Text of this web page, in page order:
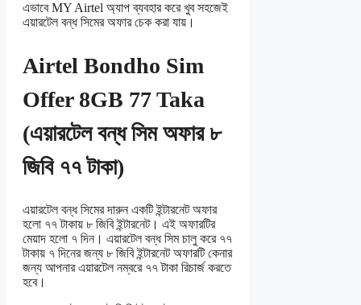
এভাবে MY Airtel অ্যাপ ব্যবহার করে খুব সহজেই
এয়ারটেল বন্ধ সিমের অফার চেক করা যায়।
Airtel Bondho Sim
Offer 8GB 77 Taka
(এয়ারটেল বন্ধ সিম অফার ৮
জিবি ৭৭ টাকা)
এয়ারটেল বন্ধ সিমের দারুন একটি ইন্টারনেট অফার
হলো ৭৭ টাকায় ৮ জিবি ইন্টারনেট। এই অফারটির
মেয়াদ হলো ৭ দিন। এয়ারটেল বন্ধ সিম চালু করে ৭৭
টাকায় ৭ দিনের জন্য ৮ জিবি ইন্টারনেট অফারটি কেনার
জন্য আপনার এয়ারটেল নম্বরে ৭৭ টাকা রিচার্জ করতে
হবে।